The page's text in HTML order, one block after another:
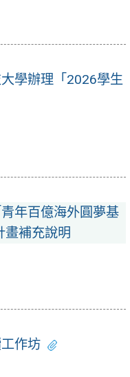
學辦理「2026學生
年百億海外圓夢基
畫補充說明
作坊